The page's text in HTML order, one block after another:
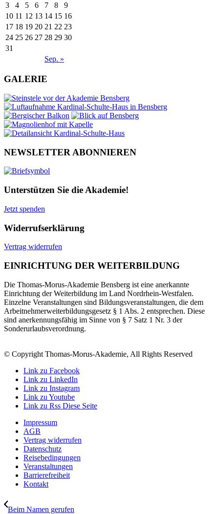
Sep. »
3
4 5 6 7 8
9
10 11 12 13 14 15 16
17 18 19 20 21 22 23
24 25 26 27 28 29 30
31
GALERIE
NEWSLETTER ABONNIEREN
Unterstützen Sie die Akademie!
Jetzt spenden
Widerrufserklärung
Vertrag widerrufen
EINRICHTUNG DER WEITERBILDUNG
Die Thomas-Morus-Akademie Bensberg ist eine anerkannte
Einrichtung der Weiterbildung im Land Nordrhein-Westfalen.
Einzelne Veranstaltungen sind Bildungsveranstaltungen, die dem
Arbeitnehmerweiterbildungsgesetz § 1 Abs. 2 entsprechen. Diese
sind anerkennungsfähig im Sinne von § 7 Satz 1 Nr. 3 der
Sonderurlaubsverordnung.
© Copyright Thomas-Morus-Akademie, All Rights Reserved
Link zu Facebook
Link zu LinkedIn
Link zu Instagram
Link zu Youtube
Link zu Rss Diese Seite
Impressum
AGB
Vertrag widerrufen
Datenschutz
Reisebedingungen
Veranstaltungen
Barrierefreiheit
Kontakt
Beim Namen gerufen